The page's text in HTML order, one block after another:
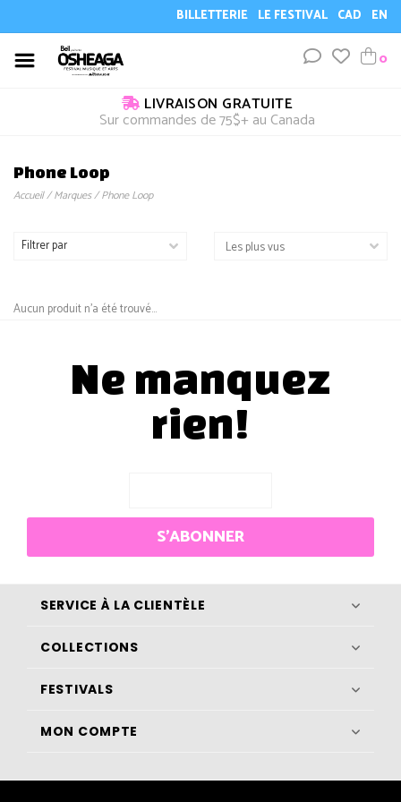
BILLETTERIE LE FESTIVAL CAD EN
0
LIVRAISON GRATUITE
Sur commandes de 75$+ au Canada
Phone Loop
Accueil/Marques/Phone Loop
Filtrer par
Aucun produit n'a été trouvé...
Ne manquez
rien!
S'ABONNER
SERVICE À LA CLIENTÈLE
COLLECTIONS
FESTIVALS
MON COMPTE